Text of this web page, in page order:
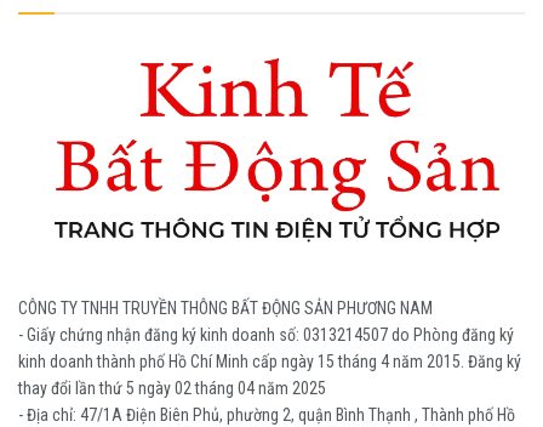
CÔNG TY TNHH TRUYỀN THÔNG BẤT ĐỘNG SẢN PHƯƠNG NAM
- Giấy chứng nhận đăng ký kinh doanh số: 0313214507 do Phòng đăng ký
kinh doanh thành phố Hồ Chí Minh cấp ngày 15 tháng 4 năm 2015. Đăng ký
thay đổi lần thứ 5 ngày 02 tháng 04 năm 2025
- Địa chỉ: 47/1A Điện Biên Phủ, phường 2, quận Bình Thạnh , Thành phố Hồ